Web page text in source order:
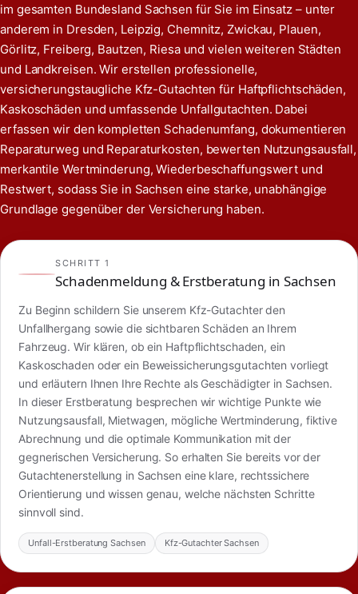
im gesamten Bundesland Sachsen für Sie im Einsatz – unter
anderem in Dresden, Leipzig, Chemnitz, Zwickau, Plauen,
Görlitz, Freiberg, Bautzen, Riesa und vielen weiteren Städten
und Landkreisen. Wir erstellen professionelle,
versicherungstaugliche Kfz-Gutachten für Haftpflichtschäden,
Kaskoschäden und umfassende Unfallgutachten. Dabei
erfassen wir den kompletten Schadenumfang, dokumentieren
Reparaturweg und Reparaturkosten, bewerten Nutzungsausfall,
merkantile Wertminderung, Wiederbeschaffungswert und
Restwert, sodass Sie in Sachsen eine starke, unabhängige
Grundlage gegenüber der Versicherung haben.
SCHRITT 1
Schadenmeldung & Erstberatung in Sachsen
Zu Beginn schildern Sie unserem Kfz-Gutachter den
Unfallhergang sowie die sichtbaren Schäden an Ihrem
Fahrzeug. Wir klären, ob ein Haftpflichtschaden, ein
Kaskoschaden oder ein Beweissicherungsgutachten vorliegt
und erläutern Ihnen Ihre Rechte als Geschädigter in Sachsen.
In dieser Erstberatung besprechen wir wichtige Punkte wie
Nutzungsausfall, Mietwagen, mögliche Wertminderung, fiktive
Abrechnung und die optimale Kommunikation mit der
gegnerischen Versicherung. So erhalten Sie bereits vor der
Gutachtenerstellung in Sachsen eine klare, rechtssichere
Orientierung und wissen genau, welche nächsten Schritte
sinnvoll sind.
Unfall-Erstberatung Sachsen Kfz-Gutachter Sachsen